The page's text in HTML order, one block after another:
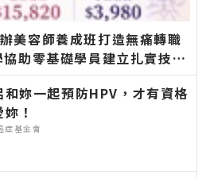
美容師養成班打造無痛轉職
助零基礎學員建立扎實技術
聞網官方網站各類新聞－最
新的在地資訊！
和妳一起預防HPV，才有資格
！
症基金會